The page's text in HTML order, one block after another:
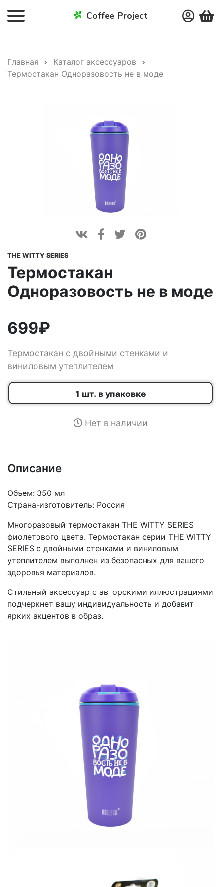
Coffee Project
Главная
Каталог аксессуаров
Термостакан Одноразовость не в моде
THE WITTY SERIES
Термостакан
Одноразовость не в моде
699₽
Термостакан с двойными стенками и
виниловым утеплителем
1 шт. в упаковке
Нет в наличии
Описание
Объем: 350 мл
Страна-изготовитель: Россия
Многоразовый термостакан THE WITTY SERIES
фиолетового цвета. Термостакан серии THE WITTY
SERIES с двойными стенками и виниловым
утеплителем выполнен из безопасных для вашего
здоровья материалов.
Стильный аксессуар с авторскими иллюстрациями
подчеркнет вашу индивидуальность и добавит
ярких акцентов в образ.